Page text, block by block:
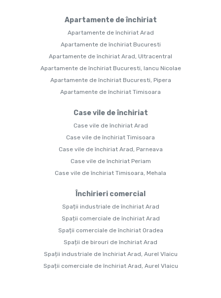
Apartamente de închiriat
Apartamente de închiriat Arad
Apartamente de închiriat Bucuresti
Apartamente de închiriat Arad, Ultracentral
Apartamente de închiriat Bucuresti, Iancu Nicolae
Apartamente de închiriat Bucuresti, Pipera
Apartamente de închiriat Timisoara
Case vile de închiriat
Case vile de închiriat Arad
Case vile de închiriat Timisoara
Case vile de închiriat Arad, Parneava
Case vile de închiriat Periam
Case vile de închiriat Timisoara, Mehala
Închirieri comercial
Spații industriale de închiriat Arad
Spații comerciale de închiriat Arad
Spații comerciale de închiriat Oradea
Spații de birouri de închiriat Arad
Spații industriale de închiriat Arad, Aurel Vlaicu
Spații comerciale de închiriat Arad, Aurel Vlaicu